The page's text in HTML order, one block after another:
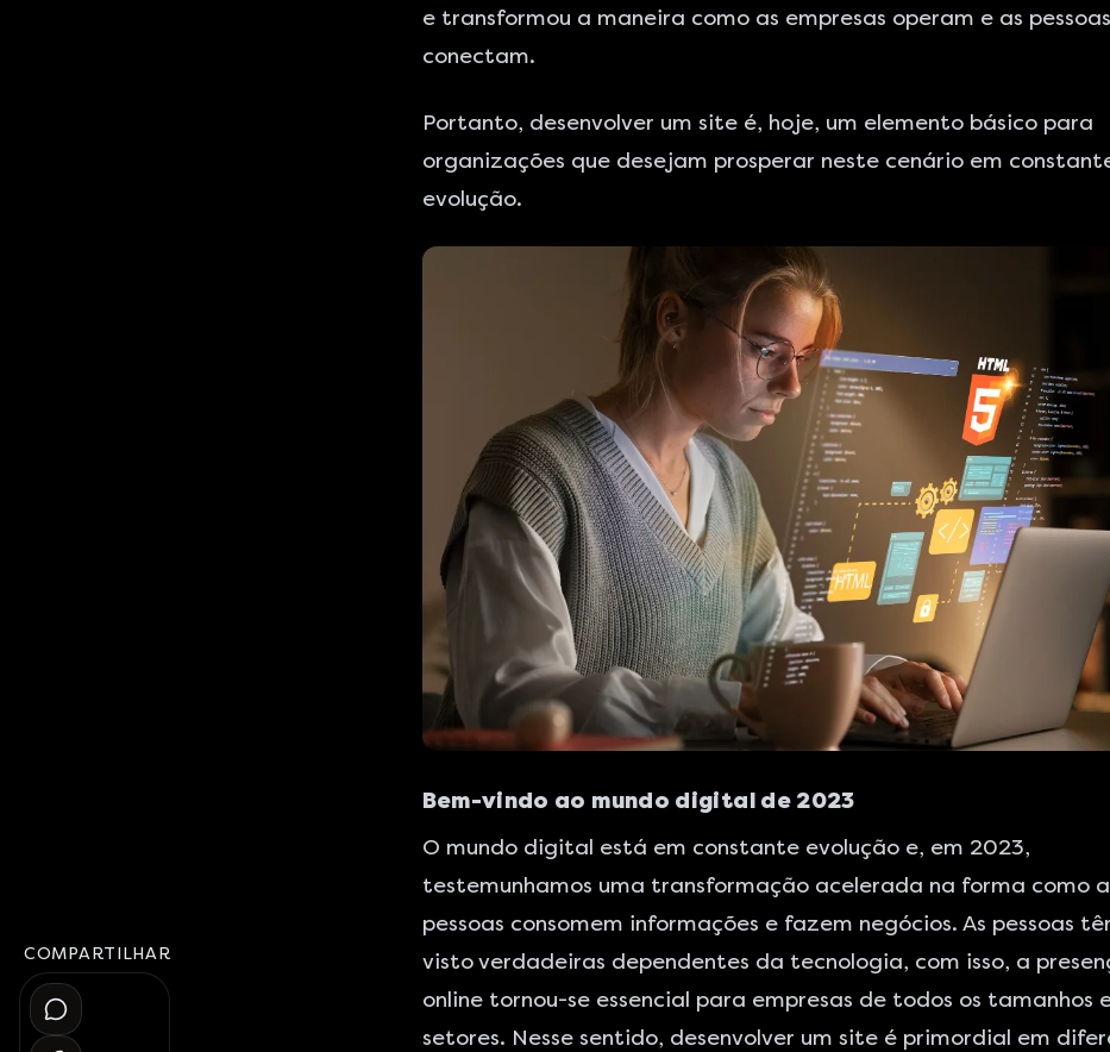
COMPARTILHAR
e transformou a maneira como as empresas operam e as
conectam.
Portanto, desenvolver um siteé, hoje, um elemento básico para
organizações que desejam prosperar neste cenário em
evolução.
Bem-vindo ao mundo digital de 2023
O mundo digital está em constante evolução e, em 2023,
testemunhamos uma transformação acelerada na forma como
pessoas consomem informações e fazem negócios. As pessoas
visto verdadeiras dependentes da tecnologia, com isso, a
online tornou-se essencial para empresas de todos os tamanhos
setores. Nesse sentido, desenvolver um site é primordial em